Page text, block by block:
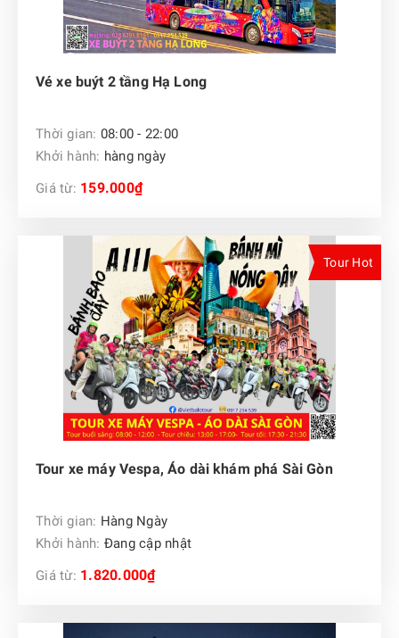
Vé xe buýt 2 tầng Hạ Long
Thời gian: 08:00 - 22:00
Khởi hành: hàng ngày
Giá từ: 159.000₫
Tour Hot
Tour xe máy Vespa, Áo dài khám phá Sài Gòn
Thời gian: Hàng Ngày
Khởi hành: Đang cập nhật
Giá từ: 1.820.000₫